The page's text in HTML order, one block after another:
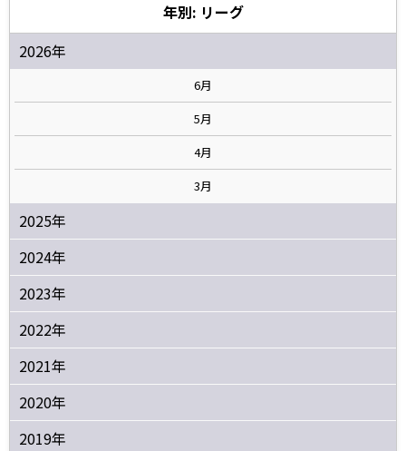
年別: リーグ
2026年
6月
5月
4月
3月
2025年
2024年
2023年
2022年
2021年
2020年
2019年